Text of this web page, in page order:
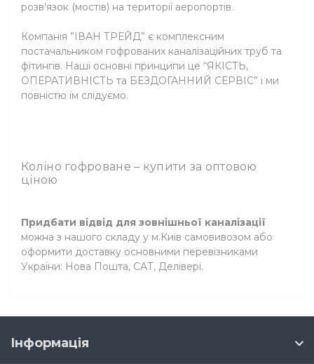
розв'язок (мостів) на території аеропортів.
Компанія ”ІВАН ТРЕЙД” є комплексним
постачальником гофрованих каналізаційних труб та
фітингів. Наші основні принципи це “ЯКІСТЬ,
ОПЕРАТИВНІСТЬ та БЕЗДОГАННИЙ СЕРВІС” і ми
повністю їм слідуємо.
Коліно гофроване – купити за оптовою
ціною
Придбати відвід для зовнішньої каналізації
можна з нашого складу у м.Київ самовивозом або
оформити доставку основними перевізниками
України: Нова Пошта, САТ, Делівері.
Інформація